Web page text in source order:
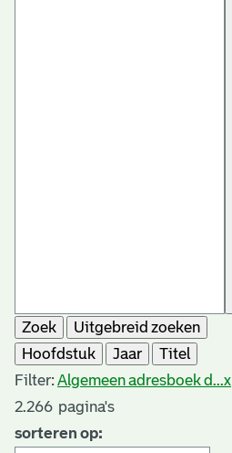
Zoek
Uitgebreid zoeken
Hoofdstuk
Jaar
Titel
Filter: Algemeen adresboek d...x
2.266 pagina's
sorteren op: